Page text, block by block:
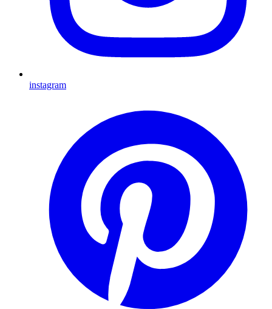
instagram